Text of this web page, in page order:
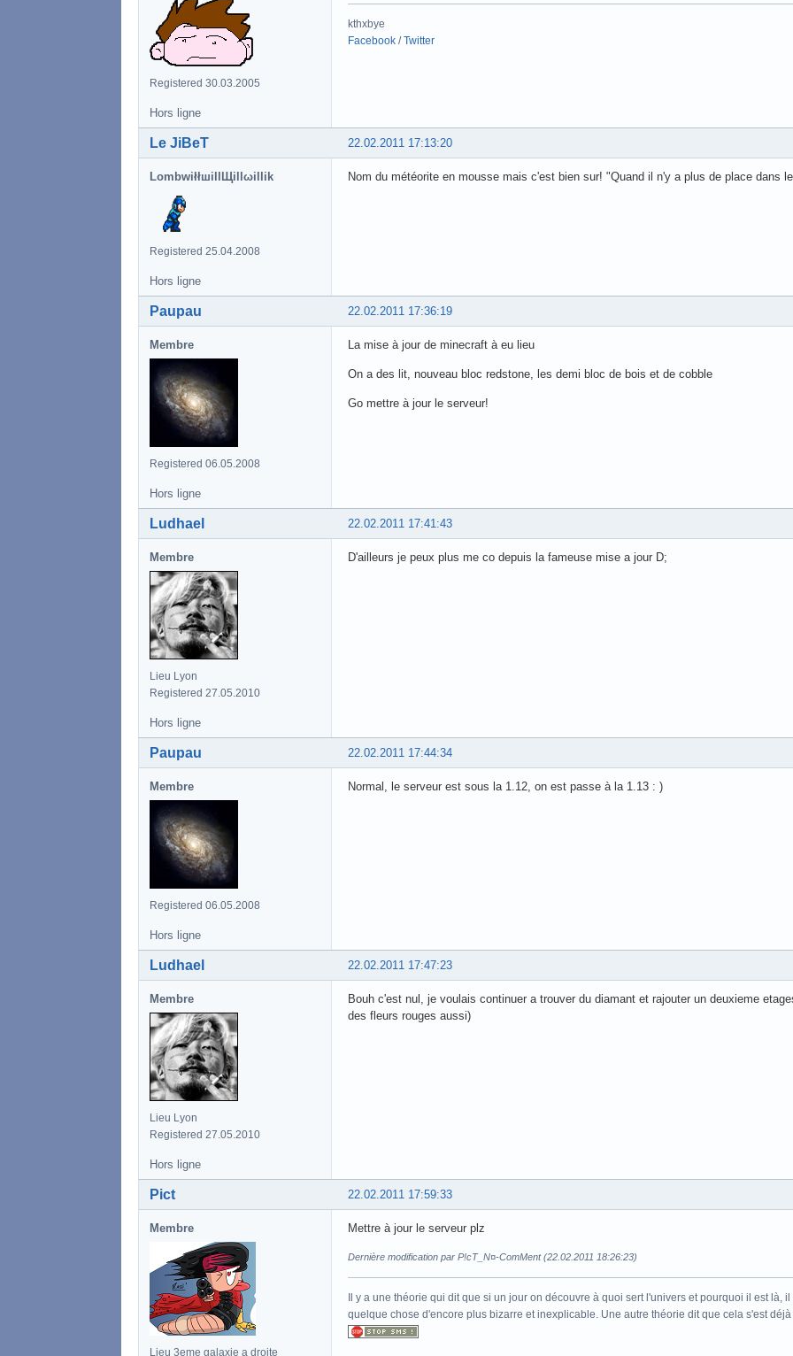
Registered 30.03.2005
kthxbye
Facebook /Twitter
Hors ligne
22.02.2011 17:13:20
Le JiBeT
LombwiłłшillЩillωillik
Registered 25.04.2008
Nom du météorite en mousse mais c'est bien sur! "Quand il n'y a plus de place dans
Hors ligne
22.02.2011 17:36:19
Paupau
Membre
Registered 06.05.2008
La mise à jour de minecraft à eu lieu
On a des lit, nouveau bloc redstone, les demi bloc de bois et de cobble
Go mettre à jour le serveur!
Hors ligne
22.02.2011 17:41:43
Ludhael
Membre
Lieu Lyon
Registered 27.05.2010
D'ailleurs je peux plus me co depuis la fameuse mise a jour D;
Hors ligne
22.02.2011 17:44:34
Paupau
Membre
Registered 06.05.2008
Normal, le serveur est sous la 1.12, on est passe à la 1.13 : )
Hors ligne
22.02.2011 17:47:23
Ludhael
Membre
Lieu Lyon
Registered 27.05.2010
Bouh c'est nul, je voulais continuer a trouver du diamant et rajouter un deuxieme
des fleurs rouges aussi)
Hors ligne
22.02.2011 17:59:33
Pict
Membre
Lieu 3eme galaxie a droite
Mettre à jour le serveur plz
Dernière modification par P!cT_N¤-ComMent (22.02.2011 18:26:23)
Il y a une théorie qui dit que si un jour on découvre à quoi sert l'univers et pourquoi il est là,
quelque chose d'encore plus bizarre et inexplicable. Une autre théorie dit que cela s'est